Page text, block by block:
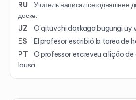
RU
Учитель написал сегодняшнее
доске.
UZ
O'qituvchi doskaga bugungi uy
ES
El profesor escribió la tarea de
PT
O professor escreveu a lição de
lousa.